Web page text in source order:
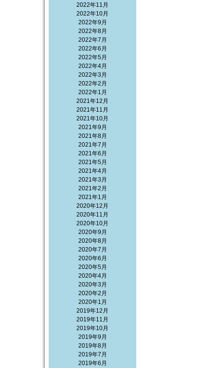
2022年11月
2022年10月
2022年9月
2022年8月
2022年7月
2022年6月
2022年5月
2022年4月
2022年3月
2022年2月
2022年1月
2021年12月
2021年11月
2021年10月
2021年9月
2021年8月
2021年7月
2021年6月
2021年5月
2021年4月
2021年3月
2021年2月
2021年1月
2020年12月
2020年11月
2020年10月
2020年9月
2020年8月
2020年7月
2020年6月
2020年5月
2020年4月
2020年3月
2020年2月
2020年1月
2019年12月
2019年11月
2019年10月
2019年9月
2019年8月
2019年7月
2019年6月